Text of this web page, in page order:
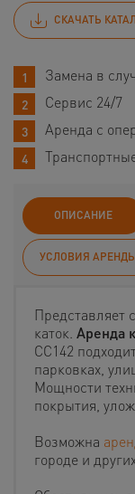
СКАЧАТЬ
Замена в
Сервис 24/7
Аренда с
ОПИСАНИЕ
УСЛОВИЯ
Представляет
каток. Аренда
CС142
парковках,
Мощности
покрытия,
Возможна
городе и